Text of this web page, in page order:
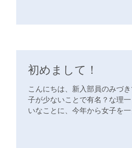
初めまして！
こんにちは、新入部員のみづ
子が少ないことで有名？な理
いなことに、今年から女子を